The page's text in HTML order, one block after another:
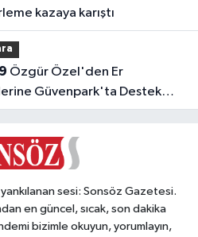
kazaya karıştı
Güvenpark'ta Destek
sesi: Sonsöz Gazetesi.
en güncel, sıcak, son dakika
bizimle okuyun, yorumlayın,